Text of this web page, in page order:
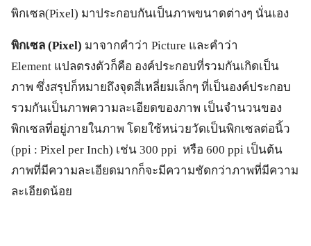
พิกเซล(Pixel) มาประกอบกันเป็นภาพขนาดต่างๆ นั่นเอง
พิกเซล (Pixel) มาจากคำว่า Picture และคำว่า
Element แปลตรงตัวก็คือ องค์ประกอบที่รวมกันเกิดเป็น
ภาพ ซึ่งสรุปก็หมายถึงจุดสี่เหลี่ยมเล็กๆ ที่เป็นองค์ประกอบ
รวมกันเป็นภาพความละเอียดของภาพ เป็นจำนวนของ
พิกเซลที่อยู่ภายในภาพ โดยใช้หน่วยวัดเป็นพิกเซลต่อนิ้ว
(ppi : Pixel per Inch) เช่น 300 ppi หรือ 600 ppi เป็นต้น
ภาพที่มีความละเอียดมากก็จะมีความชัดกว่าภาพที่มีความ
ละเอียดน้อย